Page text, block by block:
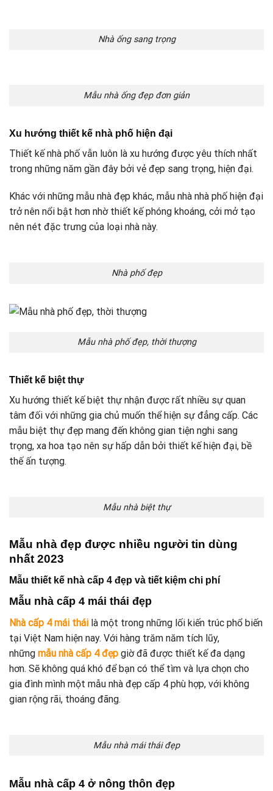
Nhà ống sang trọng
Mẫu nhà ống đẹp đơn giản
Xu hướng thiết kế nhà phố hiện đại
Thiết kế nhà phố vẫn luôn là xu hướng được yêu thích nhất
trong những năm gần đây bởi vẻ đẹp sang trọng, hiện đại.
Khác với những mẫu nhà đẹp khác, mẫu nhà nhà phố hiện đại
trở nên nổi bật hơn nhờ thiết kế phóng khoáng, cởi mở tạo
nên nét đặc trưng của loại nhà này.
Nhà phố đẹp
Mẫu nhà phố đẹp, thời thượng
Thiết kế biệt thự
Xu hướng thiết kế biệt thự nhận được rất nhiều sự quan
tâm đối với những gia chủ muốn thể hiện sự đẳng cấp. Các
mẫu biệt thự đẹp mang đến không gian tiện nghi sang
trọng, xa hoa tạo nên sự hấp dẫn bởi thiết kế hiện đại, bề
thế ấn tượng.
Mẫu nhà biệt thự
Mẫu nhà đẹp được nhiều người tin dùng
nhất 2023
Mẫu thiết kế nhà cấp 4 đẹp và tiết kiệm chi phí
Mẫu nhà cấp 4 mái thái đẹp
Nhà cấp 4 mái thái là một trong những lối kiến trúc phổ biến
tại Việt Nam hiện nay. Với hàng trăm năm tích lũy,
những mẫu nhà cấp 4 đẹp giờ đã được thiết kế đa dạng
hơn. Sẽ không quá khó để bạn có thể tìm và lựa chọn cho
gia đình mình một mẫu nhà đẹp cấp 4 phù hợp, với không
gian rộng rãi, thoáng đãng.
Mẫu nhà mái thái đẹp
Mẫu nhà cấp 4 ở nông thôn đẹp